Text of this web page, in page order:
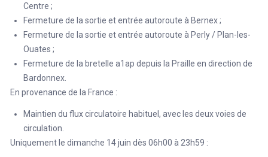
Centre ;
Fermeture de la sortie et entrée autoroute à Bernex ;
Fermeture de la sortie et entrée autoroute à Perly / Plan-les-
Ouates ;
Fermeture de la bretelle a1ap depuis la Praille en direction de
Bardonnex.
En provenance de la France :
Maintien du flux circulatoire habituel, avec les deux voies de
circulation.
Uniquement le dimanche 14 juin dès 06h00 à 23h59 :